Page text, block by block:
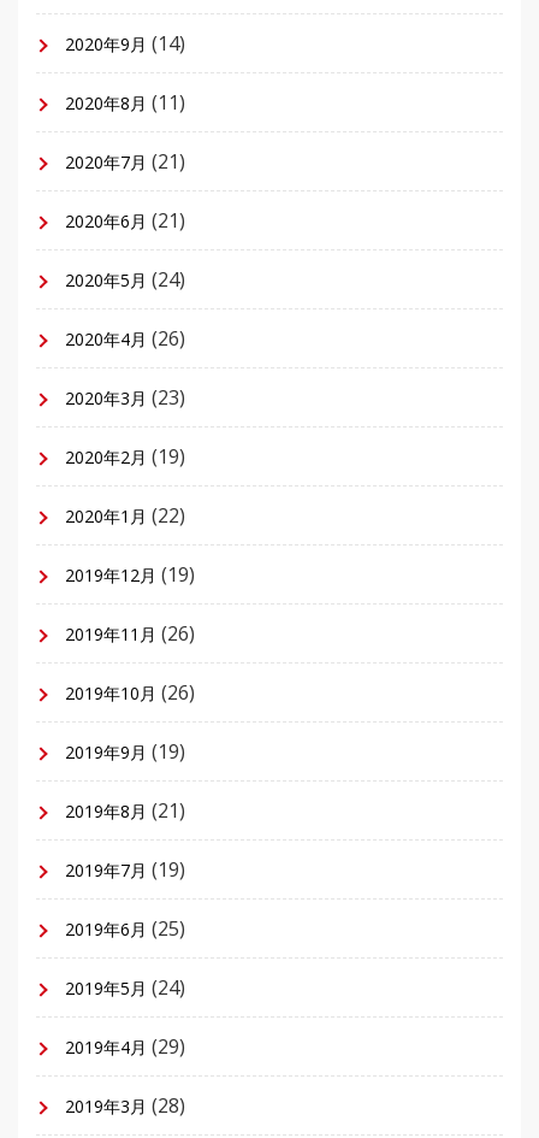
2020年9月 (14)
2020年8月 (11)
2020年7月 (21)
2020年6月 (21)
2020年5月 (24)
2020年4月 (26)
2020年3月 (23)
2020年2月 (19)
2020年1月 (22)
2019年12月 (19)
2019年11月 (26)
2019年10月 (26)
2019年9月 (19)
2019年8月 (21)
2019年7月 (19)
2019年6月 (25)
2019年5月 (24)
2019年4月 (29)
2019年3月 (28)